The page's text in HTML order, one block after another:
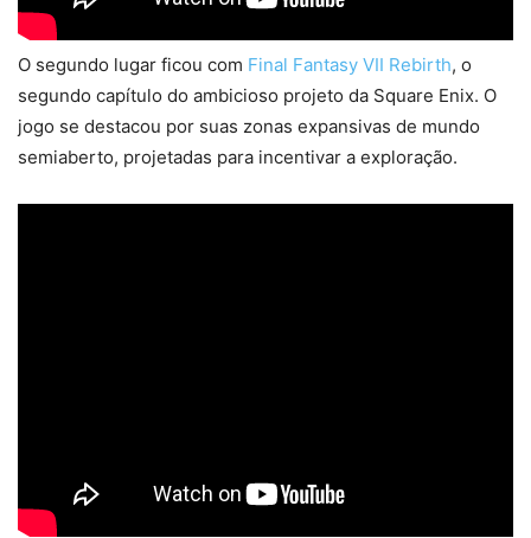
O segundo lugar ficou com Final Fantasy VII Rebirth, o
segundo capítulo do ambicioso projeto da Square Enix. O
jogo se destacou por suas zonas expansivas de mundo
semiaberto, projetadas para incentivar a exploração.